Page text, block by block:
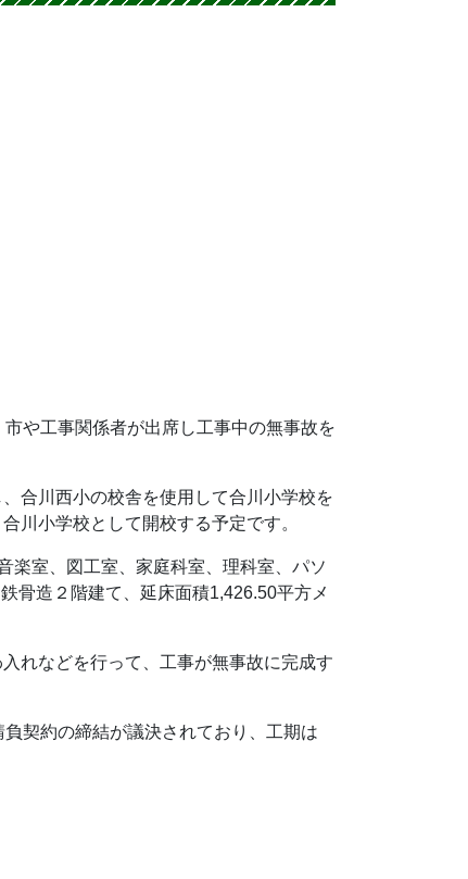
や工事関係者が出席し工事中の無事故を
合川西小の校舎を使用して合川小学校を
川小学校として開校する予定です。
楽室、図工室、家庭科室、理科室、パソ
骨造２階建て、延床面積1,426.50平方メ
れなどを行って、工事が無事故に完成す
契約の締結が議決されており、工期は